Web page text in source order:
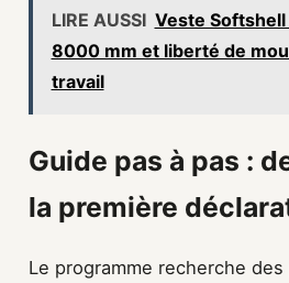
LIRE AUSSI Veste
8000 mm et liberté de
travail
Guide pas à pas :
la première
Le programme recherche